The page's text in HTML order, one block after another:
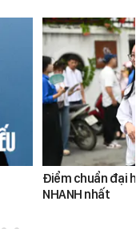
Điểm chuẩn đại
NHANH nhất